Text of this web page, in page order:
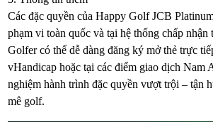
Các đặc quyền của Happy Golf JCB
phạm vi toàn quốc và tại hệ thống chấp nhận
Golfer có thể dễ dàng đăng ký mở thẻ trực
vHandicap hoặc tại các điểm giao dịch Nam
nghiệm hành trình đặc quyền vượt trội – tận
mê golf.